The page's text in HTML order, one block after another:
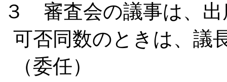
３ 審査会の議事は、出
可否同数のときは、議
（委任）